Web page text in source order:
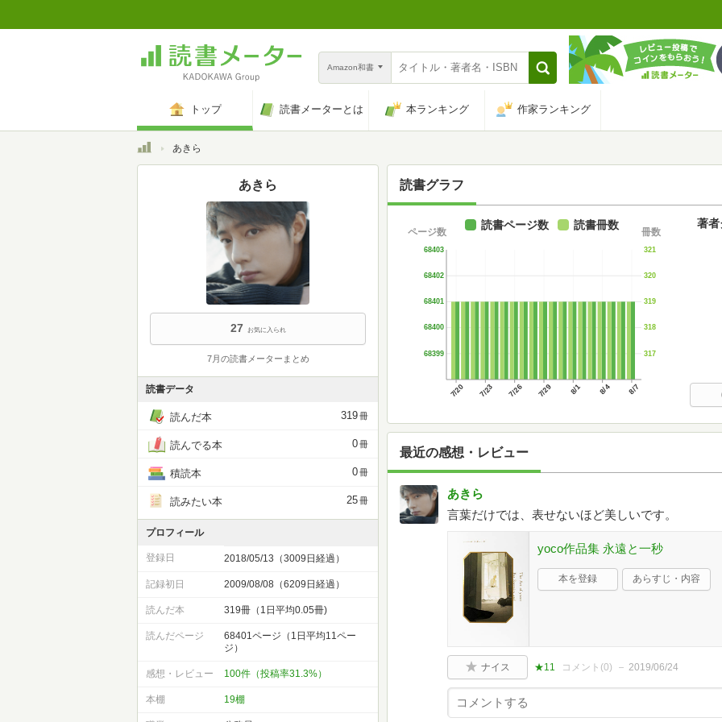
Amazon和書
トップ 読書メーターとは 本ランキング 作家ランキング
トップあきら
読書グラフ
7/20 7/23 7/26 7/29 8/1 8/4 8/7
68399
68400
68401
68402
68403
ページ数
317
318
319
320
321
冊数
読書ページ数 読書冊数 著者
最近の感想・レビュー
あきら
言葉だけでは、表せないほど美しいです。
yoco作品集 永遠と一秒
本を登録 あらすじ・内容
ナイス ★11 コメント(0) 2019/06/24
あきら
27 お気に入られ
7月の読書メーターまとめ
読書データ
読んだ本 319冊
読んでる本 0冊
積読本 0冊
読みたい本 25冊
プロフィール
登録日 2018/05/13（3009日経過）
記録初日 2009/08/08（6209日経過）
読んだ本 319冊（1日平均0.05冊)
読んだページ
68401ページ（1日平均11ペー
ジ）
感想・レビュー 100件（投稿率31.3%）
本棚 19棚